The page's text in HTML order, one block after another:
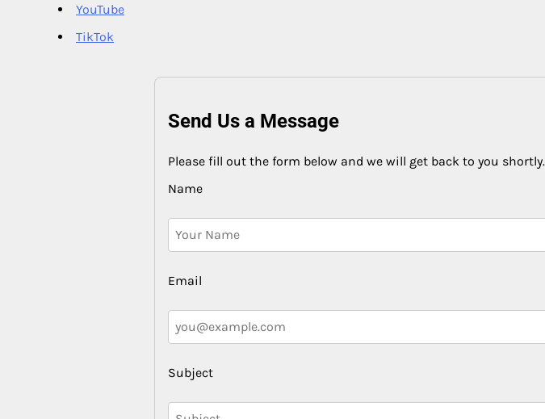
YouTube
TikTok
Send Us a Message
Please fill out the form below and we will get back to you shortly.
Name
Email
Subject